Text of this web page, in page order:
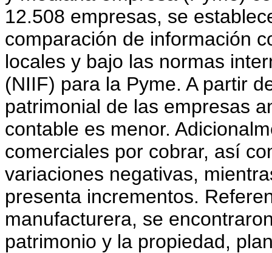
12.508 empresas, se
comparación de información
locales y bajo las normas
(NIIF) para la Pyme. A partir
patrimonial de las empresas
contable es menor.
comerciales por cobrar, así
variaciones negativas,
presenta incrementos.
manufacturera, se
patrimonio y la propiedad,